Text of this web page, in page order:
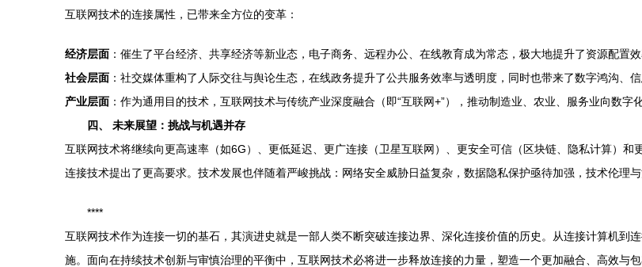
互联网技术的连接属性，已带来全方位的变革：
经济层面 ：催生了平台经济、共享经济等新业态，电子商务、远程办公、在线教育成为常态，极大地提升了资源配置效
社会层面 ：社交媒体重构了人际交往与舆论生态，在线政务提升了公共服务效率与透明度，同时也带来了数字鸿沟、信
产业层面 ：作为通用目的技术，互联网技术与传统产业深度融合（即“互联网+”），推动制造业、农业、服务业向数字
四、 未来展望：挑战与机遇并存
互联网技术将继续向更高速率（如6G）、更低延迟、更广连接（卫星互联网）、更安全可信（区块链、隐私计算）
连接技术提出了更高要求。技术发展也伴随着严峻挑战：网络安全威胁日益复杂，数据隐私保护亟待加强，技术伦理与
****
互联网技术作为连接一切的基石，其演进史就是一部人类不断突破连接边界、深化连接价值的历史。从连接计算机到
施。面向在持续技术创新与审慎治理的平衡中，互联网技术必将进一步释放连接的力量，塑造一个更加融合、高效与包